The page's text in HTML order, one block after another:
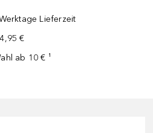
Lieferzeit
€
ab 10 € ¹